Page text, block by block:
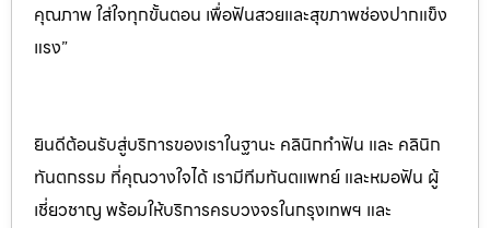
คุณภาพ ใส่ใจทุกขั้นตอน เพื่อฟันสวยและสุขภาพช่องปากแข็ง
แรง”
ยินดีต้อนรับสู่บริการของเราในฐานะ คลินิกทำฟัน และ คลินิก
ทันตกรรม ที่คุณวางใจได้ เรามีทีมทันตแพทย์ และหมอฟัน ผู้
เชี่ยวชาญ พร้อมให้บริการครบวงจรในกรุงเทพฯ และ